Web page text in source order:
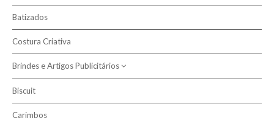
Batizados
Costura Criativa
Brindes e Artigos Publicitários
Sublimação
Biscuit
Carimbos